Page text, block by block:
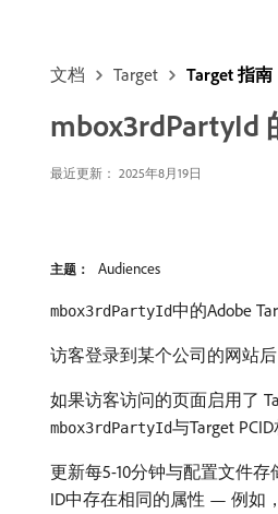
文档 Target Target 指南
mbox3rdPartyId
最近更新： 2025年8月19日
主题： Audiences
mbox3rdPartyId中的Adobe
访客登录到某个公司的网站
如果访客访问的页面启用了
mbox3rdPartyId与Target PCID
更新每5-10分钟与配置文件
ID中存在相同的属性 — 例如